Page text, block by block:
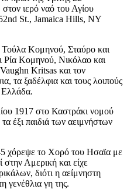
ιερό ναό του Αγίου
St., Jamaica Hills, NY
Τούλα Κομηνού, Σταύρο και
Ρία Κομηνού, Νικόλαο και
Kritsas και τον
τα ξαδέλφια και τους λοιπούς
Ελλάδα.
1917 στο Καστράκι νομού
έξι παιδιά των αειμνήστων
χόρεψε το Χορό του Ησαϊα με
στην Αμερική και είχε
διότι η αείμνηστη
γενέθλια γη της.